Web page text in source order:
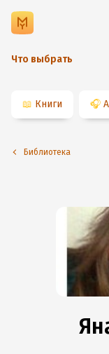
Что выбрать
📖 Книги 🎧
Библиотека